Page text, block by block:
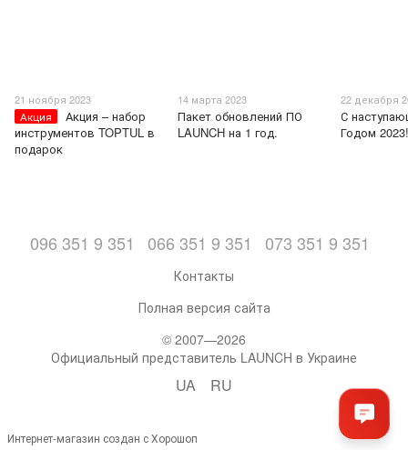
21 ноября 2023
Акция
Акция – набор
инструментов TOPTUL в
подарок
14 марта 2023
Пакет обновлений ПО
LAUNCH на 1 год.
22 декабря
С
Годом
096 351 9 351 066 351 9 351 073 351 9 351
Контакты
Полная версия сайта
© 2007—2026
Официальный представитель LAUNCH в Украине
UA RU
Интернет-магазин создан с Хорошоп